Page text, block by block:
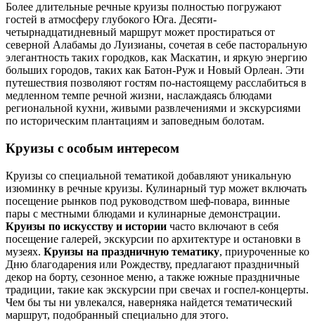
Более длительные речные круизы полностью погружают
гостей в атмосферу глубокого Юга. Десяти-
четырнадцатидневный маршрут может простираться от
северной Алабамы до Луизианы, сочетая в себе пасторальную
элегантность таких городков, как Маскатин, и яркую энергию
больших городов, таких как Батон-Руж и Новый Орлеан. Эти
путешествия позволяют гостям по-настоящему расслабиться в
медленном темпе речной жизни, наслаждаясь блюдами
региональной кухни, живыми развлечениями и экскурсиями
по историческим плантациям и заповедным болотам.
Круизы с особым интересом
Круизы со специальной тематикой добавляют уникальную
изюминку в речные круизы. Кулинарный тур может включать
посещение рынков под руководством шеф-повара, винные
пары с местными блюдами и кулинарные демонстрации.
Круизы по искусству и истории часто включают в себя
посещение галерей, экскурсии по архитектуре и остановки в
музеях. Круизы на праздничную тематику, приуроченные ко
Дню благодарения или Рождеству, предлагают праздничный
декор на борту, сезонное меню, а также южные праздничные
традиции, такие как экскурсии при свечах и госпел-концерты.
Чем бы ты ни увлекался, наверняка найдется тематический
маршрут, подобранный специально для этого.